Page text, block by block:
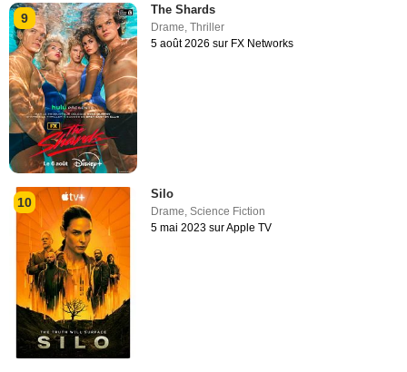
9
The Shards
Drame,Thriller
5 août 2026 sur FX Networks
10
Silo
Drame,Science Fiction
5 mai 2023 sur Apple TV